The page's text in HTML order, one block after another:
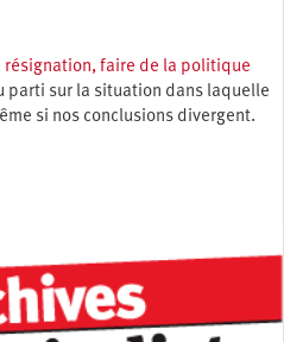
résignation, faire de la politique
parti sur la situation dans laquelle
si nos conclusions divergent.